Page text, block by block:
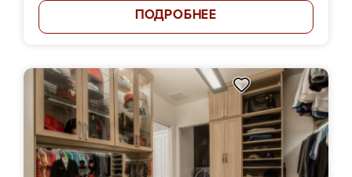
ПОДРОБНЕЕ